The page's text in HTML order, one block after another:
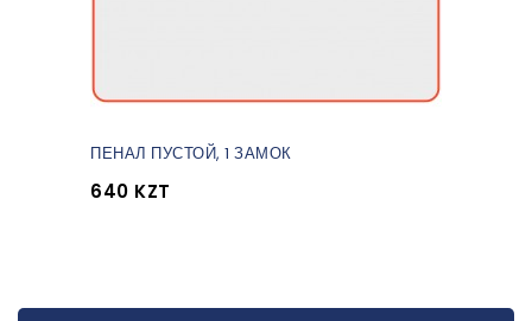
ПЕНАЛ ПУСТОЙ, 1 ЗАМОК
640 KZT